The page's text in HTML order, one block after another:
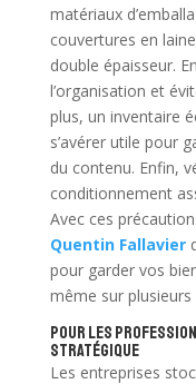
matériaux
couvertures en
double épaisseur.
l’organisation et
plus, un inventaire
s’avérer utile pour
du contenu. Enfin,
conditionnement
Avec ces
Quentin Fallavier
pour garder vos
même sur
Pour les
stratégique
Les entreprises